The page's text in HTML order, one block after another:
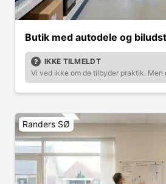
Butik med autodele og
IKKE TILMELDT
Vi ved ikke om de tilbyder praktik. Men
Randers SØ